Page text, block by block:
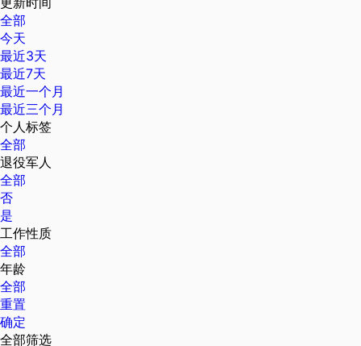
全部
今天
最近3天
最近7天
最近一个月
最近三个月
个人标签
全部
退役军人
全部
否
是
工作性质
全部
年龄
全部
重置
确定
全部筛选